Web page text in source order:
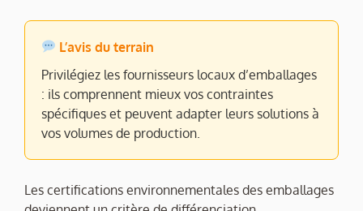
L’avis du terrain
Privilégiez les fournisseurs locaux d’emballages
: ils comprennent mieux vos contraintes
spécifiques et peuvent adapter leurs solutions à
vos volumes de production.
Les certifications environnementales des emballages